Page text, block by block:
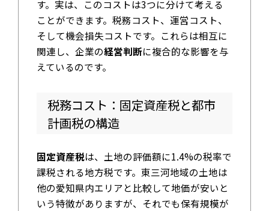
す。実は、このコストは3つに分けて考える
ことができます。税務コスト、運営コスト、
そして機会損失コストです。これらは相互に
関連し、企業の経営判断に複合的な影響を与
えているのです。
税務コスト：固定資産税と都市
計画税の構造
固定資産税は、土地の評価額に1.4%の税率で
課税される地方税です。東三河地域の土地は
他の愛知県内エリアと比較して地価が安いと
いう特徴がありますが、それでも保有規模が